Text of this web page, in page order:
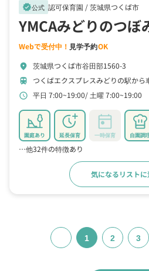
verified公式 認可保育園 /茨城県つくば市
YMCAみどりのつぼ
Webで受付中！ 見学予約OK
location_on 茨城県つくば市谷田部1560-3
train つくばエクスプレスみどりの駅から
schedule 平日 7:00~19:00 土曜 7:00~19:00
園庭あり 延長保育 一時保育 自園調
…他32件の特徴あり
気になるリストに
1 2 3